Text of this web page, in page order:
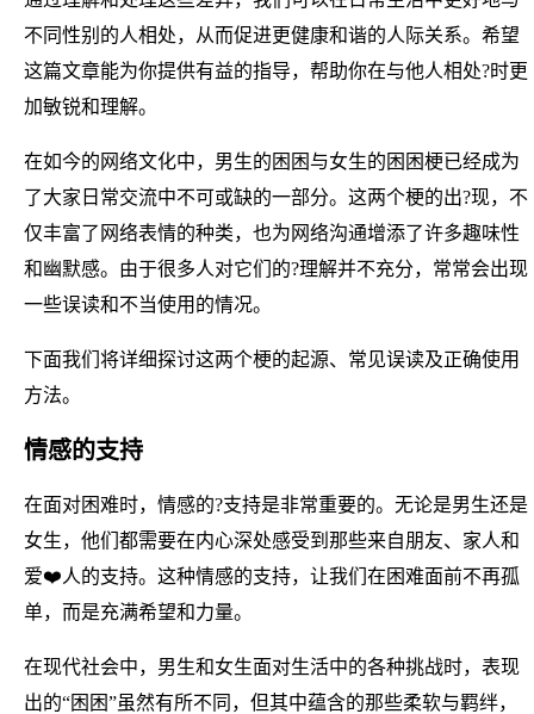
不同性别的人相处，从而促进更健康和谐的人际关系。希望
这篇文章能为你提供有益的指导，帮助你在与他人相处?时更
加敏锐和理解。
在如今的网络文化中，男生的困困与女生的困困梗已经成为
了大家日常交流中不可或缺的一部分。这两个梗的出?现，不
仅丰富了网络表情的种类，也为网络沟通增添了许多趣味性
和幽默感。由于很多人对它们的?理解并不充分，常常会出现
一些误读和不当使用的情况。
下面我们将详细探讨这两个梗的起源、常见误读及正确使用
方法。
情感的支持
在面对困难时，情感的?支持是非常重要的。无论是男生还是
女生，他们都需要在内心深处感受到那些来自朋友、家人和
爱❤️人的支持。这种情感的支持，让我们在困难面前不再孤
单，而是充满希望和力量。
在现代社会中，男生和女生面对生活中的各种挑战时，表现
出的“困困”虽然有所不同，但其中蕴含的那些柔软与羁绊，